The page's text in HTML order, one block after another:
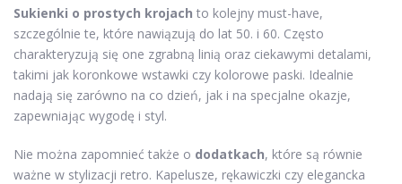
Sukienki o prostych krojach to kolejny must-have,
szczególnie te, które nawiązują do lat 50. i 60. Często
charakteryzują się one zgrabną linią oraz ciekawymi detalami,
takimi jak koronkowe wstawki czy kolorowe paski. Idealnie
nadają się zarówno na co dzień, jak i na specjalne okazje,
zapewniając wygodę i styl.
Nie można zapomnieć także o dodatkach, które są równie
ważne w stylizacji retro. Kapelusze, rękawiczki czy elegancka